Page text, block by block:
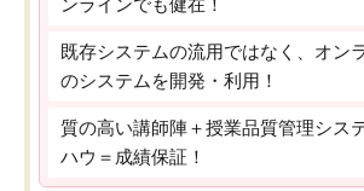
ンラインでも健在！
既存システムの流用ではなく、オン
のシステムを開発・利用！
質の高い講師陣＋授業品質管理シス
ハウ＝成績保証！